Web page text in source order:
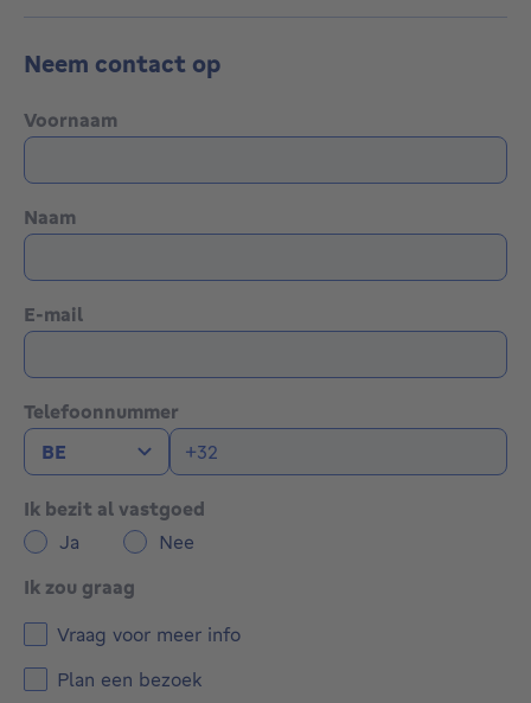
Neem contact op
Voornaam
Naam
E-mail
Telefoonnummer
Ik bezit al vastgoed
Ja
Nee
Ik zou graag
Vraag voor meer info
Plan een bezoek